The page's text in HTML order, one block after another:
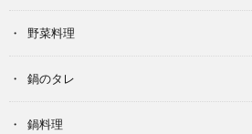
野菜料理
鍋のタレ
鍋料理